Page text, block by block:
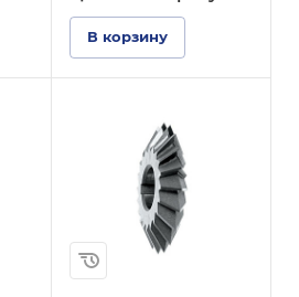
В корзину